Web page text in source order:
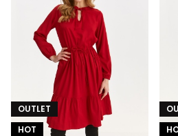
OUTLET
HOT